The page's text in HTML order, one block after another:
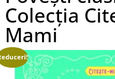
Colecția
Mami